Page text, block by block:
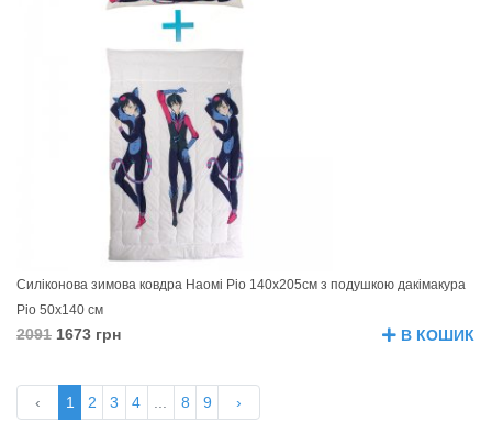
Силіконова зимова ковдра Наомі Ріо 140х205см з подушкою дакімакура
Ріо 50х140 см
2091 1673 грн В КОШИК
‹ 1 2 3 4 8 9 ›